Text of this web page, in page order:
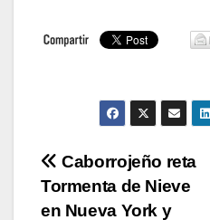
Navegación
de
Caborrojeño reta
Tormenta de Nieve
en Nueva York y